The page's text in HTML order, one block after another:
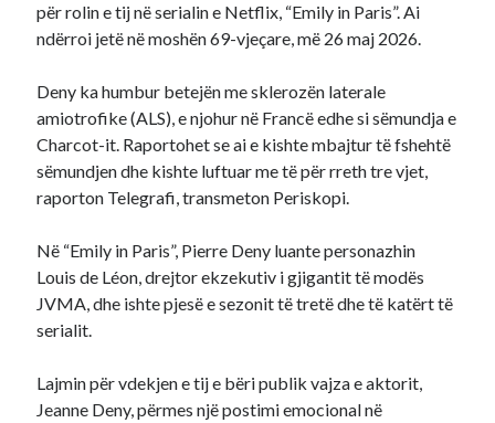
për rolin e tij në serialin e Netflix, “Emily in Paris”. Ai
ndërroi jetë në moshën 69-vjeçare, më 26 maj 2026.
Deny ka humbur betejën me sklerozën laterale
amiotrofike (ALS), e njohur në Francë edhe si sëmundja e
Charcot-it. Raportohet se ai e kishte mbajtur të fshehtë
sëmundjen dhe kishte luftuar me të për rreth tre vjet,
raporton Telegrafi, transmeton Periskopi.
Në “Emily in Paris”, Pierre Deny luante personazhin
Louis de Léon, drejtor ekzekutiv i gjigantit të modës
JVMA, dhe ishte pjesë e sezonit të tretë dhe të katërt të
serialit.
Lajmin për vdekjen e tij e bëri publik vajza e aktorit,
Jeanne Deny, përmes një postimi emocional në